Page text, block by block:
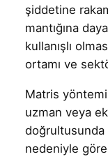
şiddetine
mantığına
kullanışlı
ortamı ve
Matris
uzman veya
doğrultusunda
nedeniyle